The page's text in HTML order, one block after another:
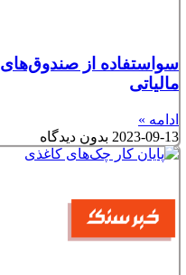
سواستفاده از
مالیاتی
ادامه »
2023-09-13 بدون دیدگاه